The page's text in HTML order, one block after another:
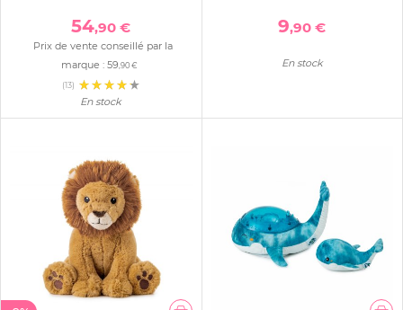
54,90 €
Prix de vente conseillé par la
marque : 59,90 €
(13)
En stock
9,90 €
En stock